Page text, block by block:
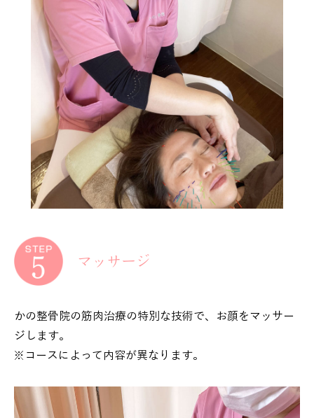
マッサージ
かの整骨院の筋肉治療の特別な技術で、お顔をマッサー
ジします。
※コースによって内容が異なります。